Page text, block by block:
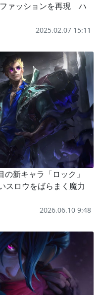
ファッションを再現 ハ
2025.02.07 15:11
新キャラ「ロック」
スロウをばらまく魔力
2026.06.10 9:48